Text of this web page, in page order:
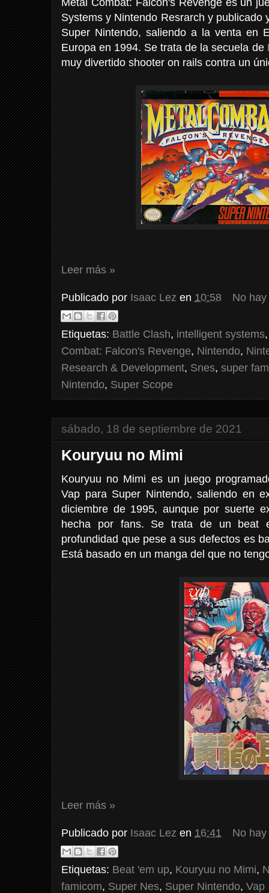
Systems y Nintendo Resrarch y publicado
Super Nintendo, saliendo a la venta en
Europa en 1994. Se trata de la secuela de
muy divertido shooter on rails contra un
Leer más »
Publicado por Isaac Lez en 10:58 No
Etiquetas: Battle Clash, intelligent systems
Combat: Falcon's Revenge, Nintendo,
Research & Development, Snes, super
Nintendo, Super Scope
sábado, 18 de septiembre de 2021
Kouryuu no Mimi
Kouryuu no Mimi es un juego
Vap para Super Nintendo, saliendo en
diciembre de 1995, aunque por suerte
hecha por fans. Se trata de un beat
profundidad que pese a sus defectos es
Está basado en un manga del que no
Leer más »
Publicado por Isaac Lez en 16:41 No
Etiquetas: Beat 'em up, Kouryuu no Mimi,
famicom, Super Nes, Super Nintendo, Vap